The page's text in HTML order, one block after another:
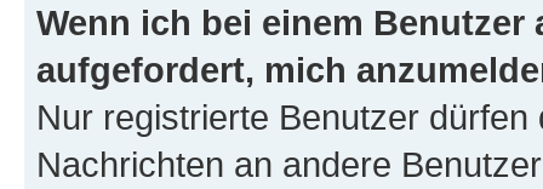
Wenn ich bei einem
aufgefordert, mich
Nur registrierte Benutzer
Nachrichten an andere